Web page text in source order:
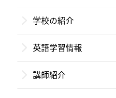
学校の紹介
英語学習情報
講師紹介